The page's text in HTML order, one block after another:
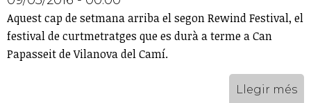
Aquest cap de setmana arriba el segon Rewind Festival, el
festival de curtmetratges que es durà a terme a Can
Papasseit de Vilanova del Camí.
Llegir més